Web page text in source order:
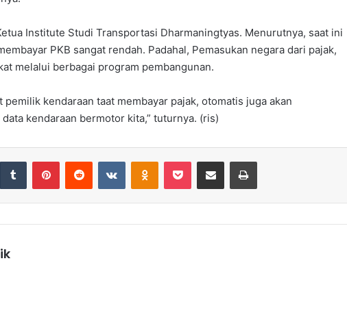
Institute Studi Transportasi Dharmaningtyas. Menurutnya, saat ini
PKB sangat rendah. Padahal, Pemasukan negara dari pajak,
melalui berbagai program pembangunan.
pemilik kendaraan taat membayar pajak, otomatis juga akan
kendaraan bermotor kita,” tuturnya. (ris)
Tumblr PinterestReddit VKontakteOdnoklassniki
Pocket Share via Email Print